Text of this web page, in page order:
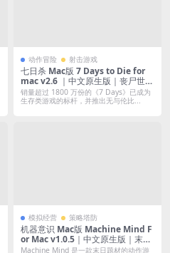
动作冒险 射击游戏
七日杀 Mac版 7 Days to Die for
mac v2.6 ｜中文原生版｜丧尸世界
生存与建造的末日挑战｜全DLC
销量超过 1800 万份的《7 Days》已成为
生存类游戏的标杆，并推出无与伦比...
模拟经营 策略塔防
机器意识 Mac版 Machine Mind F
or Mac v1.0.5｜中文原生版｜末日
生存建造
Machine Mind 是一款末日题材的动作游